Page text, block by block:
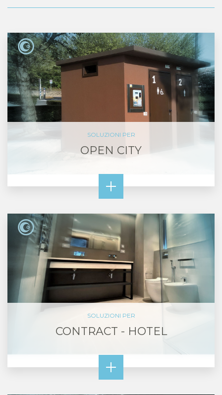
SOLUZIONI PER
OPEN CITY
SOLUZIONI PER
CONTRACT - HOTEL